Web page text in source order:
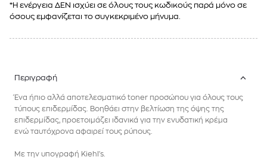
*Η ενέργεια ΔΕΝ ισχύει σε όλους τους κωδικούς παρά μόνο σε
όσους εμφανίζεται το συγκεκριμένο μήνυμα.
Περιγραφή
Ένα ήπιο αλλά αποτελεσματικό toner προσώπου για όλους τους
τύπους επιδερμίδας. Βοηθάει στην βελτίωση της όψης της
επιδερμίδας, προετοιμάζει ιδανικά για την ενυδατική κρέμα
ενώ ταυτόχρονα αφαιρεί τους ρύπους.
Με την υπογραφή Kiehl's.